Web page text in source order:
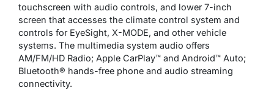
touchscreen with audio controls, and lower 7-inch
screen that accesses the climate control system and
controls for EyeSight, X-MODE, and other vehicle
systems. The multimedia system audio offers
AM/FM/HD Radio; Apple CarPlay™ and Android™ Auto;
Bluetooth® hands-free phone and audio streaming
connectivity.